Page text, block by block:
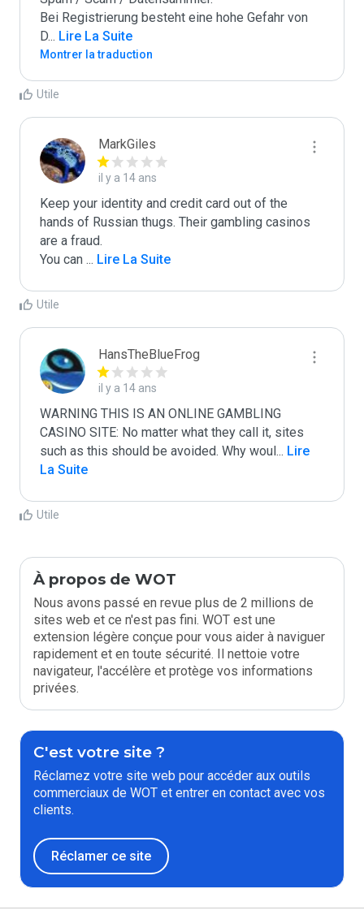
Bei Registrierung besteht eine hohe Gefahr von
D... Lire La Suite
Montrer la traduction
Utile
MarkGiles
il y a 14 ans
Keep your identity and credit card out of the
hands of Russian thugs. Their gambling casinos
are a fraud.
You can ... Lire La Suite
Utile
HansTheBlueFrog
il y a 14 ans
WARNING THIS IS AN ONLINE GAMBLING
CASINO SITE: No matter what they call it, sites
such as this should be avoided. Why woul... Lire
La Suite
Utile
À propos de WOT
Nous avons passé en revue plus de 2 millions de
sites web et ce n'est pas fini. WOT est une
extension légère conçue pour vous aider à naviguer
rapidement et en toute sécurité. Il nettoie votre
navigateur, l'accélère et protège vos informations
privées.
C'est votre site ?
Réclamez votre site web pour accéder aux outils
commerciaux de WOT et entrer en contact avec vos
clients.
Réclamer ce site